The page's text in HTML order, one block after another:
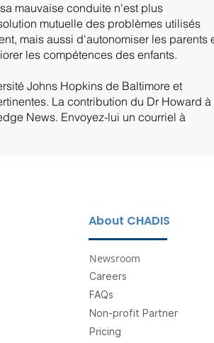
mauvaise conduite n'est plus
mutuelle des problèmes utilisés
mais aussi d'autonomiser les parents
les compétences des enfants.
Johns Hopkins de Baltimore et
La contribution du Dr Howard à
News. Envoyez-lui un courriel à
About CHADIS
Newsroom
Careers
FAQs
Non-profit Partner
Pricing